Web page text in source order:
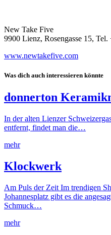
New Take Five
9900 Lienz, Rosengasse 15,
www.newtakefive.com
Was dich auch interessieren könnte
donnerton
In der alten Lienzer
entfernt, findet man die…
mehr
Klockwerk
Am Puls der Zeit Im trendigen
Johannesplatz gibt es die
Schmuck…
mehr